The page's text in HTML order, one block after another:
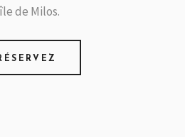
de Milos.